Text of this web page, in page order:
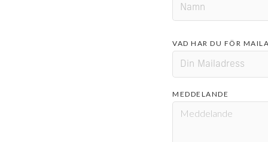
VAD HAR DU FÖR
MEDDELANDE